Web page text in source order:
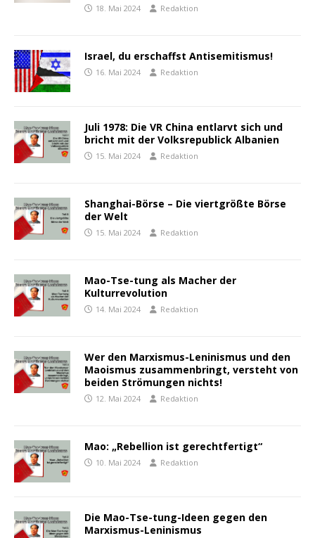
18. Mai 2024 Redaktion
Israel, du erschaffst Antisemitismus!
16. Mai 2024 Redaktion
Juli 1978: Die VR China entlarvt sich und
bricht mit der Volksrepublick Albanien
15. Mai 2024 Redaktion
Shanghai-Börse – Die viertgrößte Börse
der Welt
15. Mai 2024 Redaktion
Mao-Tse-tung als Macher der
Kulturrevolution
14. Mai 2024 Redaktion
Wer den Marxismus-Leninismus und den
Maoismus zusammenbringt, versteht von
beiden Strömungen nichts!
12. Mai 2024 Redaktion
Mao: „Rebellion ist gerechtfertigt“
10. Mai 2024 Redaktion
Die Mao-Tse-tung-Ideen gegen den
Marxismus-Leninismus